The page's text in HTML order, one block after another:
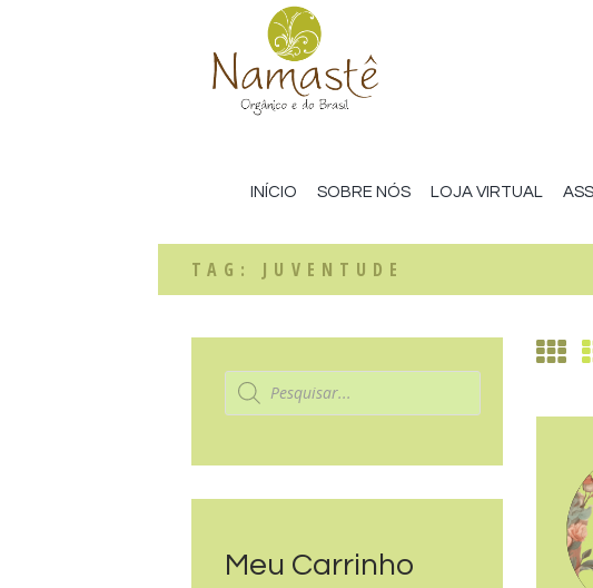
INÍCIO SOBRE NÓS LOJA VIRTUAL
TAG: JUVENTUDE
Meu Carrinho